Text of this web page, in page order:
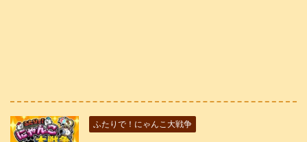
ふたりで！にゃんこ大戦争